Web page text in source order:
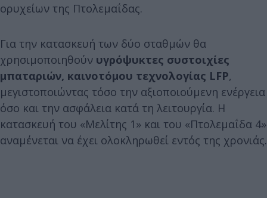
ορυχείων της Πτολεμαΐδας.
Για την κατασκευή των δύο σταθμών θα
χρησιμοποιηθούν υγρόψυκτες συστοιχίες
μπαταριών, καινοτόμου τεχνολογίας LFP,
μεγιστοποιώντας τόσο την αξιοποιούμενη ενέργεια
όσο και την ασφάλεια κατά τη λειτουργία. Η
κατασκευή του «Μελίτης 1» και του «Πτολεμαΐδα 4»
αναμένεται να έχει ολοκληρωθεί εντός της χρονιάς.